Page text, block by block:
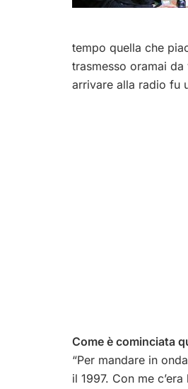
tempo quella che
trasmesso oramai
arrivare alla radio fu
Come è cominciata
“Per mandare in
il 1997. Con me